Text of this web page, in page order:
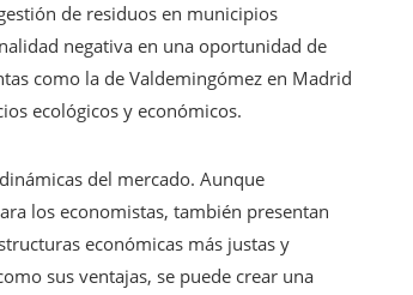
de residuos en municipios
negativa en una oportunidad de
como la de Valdemingómez en Madrid
ecológicos y económicos.
del mercado. Aunque
los economistas, también presentan
económicas más justas y
sus ventajas, se puede crear una